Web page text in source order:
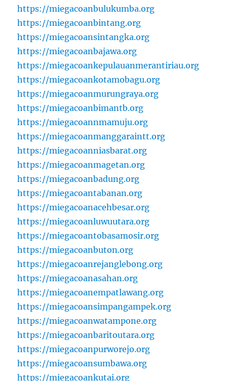
https://miegacoanbulukumba.org
https://miegacoanbintang.org
https://miegacoansintangka.org
https://miegacoanbajawa.org
https://miegacoankepulauanmerantiriau.org
https://miegacoankotamobagu.org
https://miegacoanmurungraya.org
https://miegacoanbimantb.org
https://miegacoannmamuju.org
https://miegacoanmanggaraintt.org
https://miegacoanniasbarat.org
https://miegacoanmagetan.org
https://miegacoanbadung.org
https://miegacoantabanan.org
https://miegacoanacehbesar.org
https://miegacoanluwuutara.org
https://miegacoantobasamosir.org
https://miegacoanbuton.org
https://miegacoanrejanglebong.org
https://miegacoanasahan.org
https://miegacoanempatlawang.org
https://miegacoansimpangampek.org
https://miegacoanwatampone.org
https://miegacoanbaritoutara.org
https://miegacoanpurworejo.org
https://miegacoansumbawa.org
https://miegacoankutai.org